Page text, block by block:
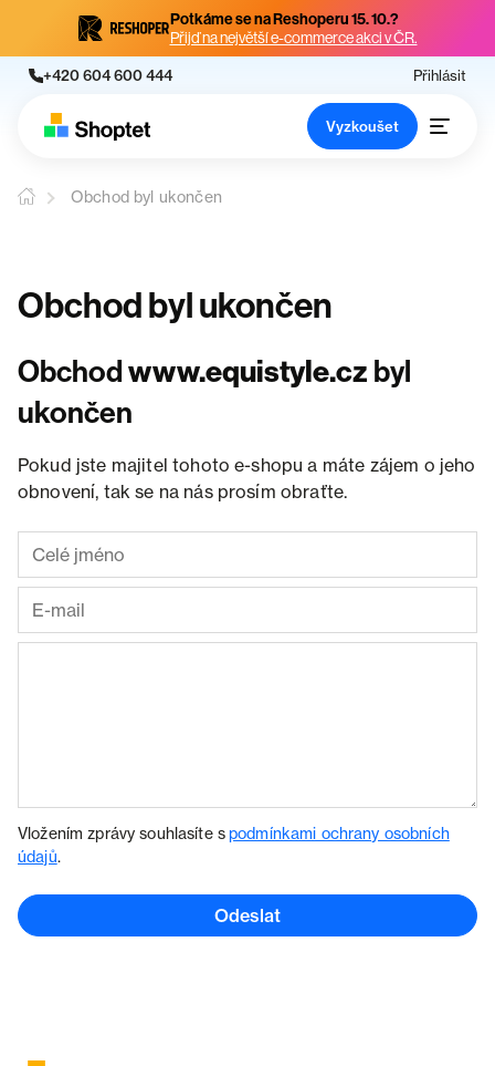
Potkáme se na Reshoperu 15. 10.?
Přijď na největší e-commerce akci v ČR.
+420 604 600 444 Přihlásit
Vyzkoušet
Obchod byl ukončen
Obchod byl ukončen
Obchodwww.equistyle.cz byl
ukončen
Pokud jste majitel tohoto e-shopu a máte zájem o jeho
obnovení, tak se na nás prosím obraťte.
Vložením zprávy souhlasíte spodmínkami ochrany osobních
údajů.
Odeslat